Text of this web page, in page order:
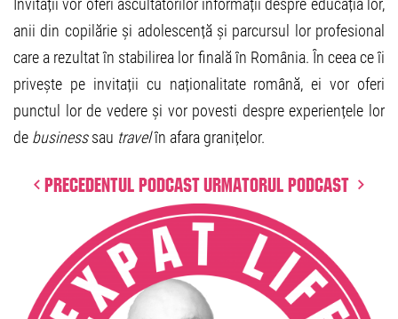
Invitații vor oferi ascultătorilor informații despre educația lor,
anii din copilărie și adolescență și parcursul lor profesional
care a rezultat în stabilirea lor finală în România. În ceea ce îi
privește pe invitații cu naționalitate română, ei vor oferi
punctul lor de vedere și vor povesti despre experiențele lor
de businesssau travelîn afara granițelor.
Precedentul podcast Urmatorul podcast